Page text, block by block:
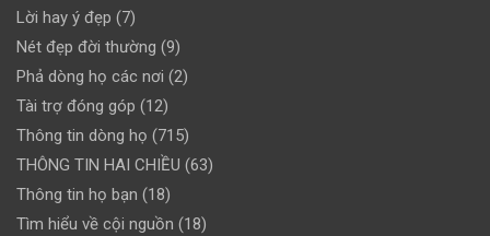
Lời hay ý đẹp (7)
Nét đẹp đời thường (9)
Phả dòng họ các nơi (2)
Tài trợ đóng góp (12)
Thông tin dòng họ (715)
THÔNG TIN HAI CHIỀU (63)
Thông tin họ bạn (18)
Tìm hiểu về cội nguồn (18)